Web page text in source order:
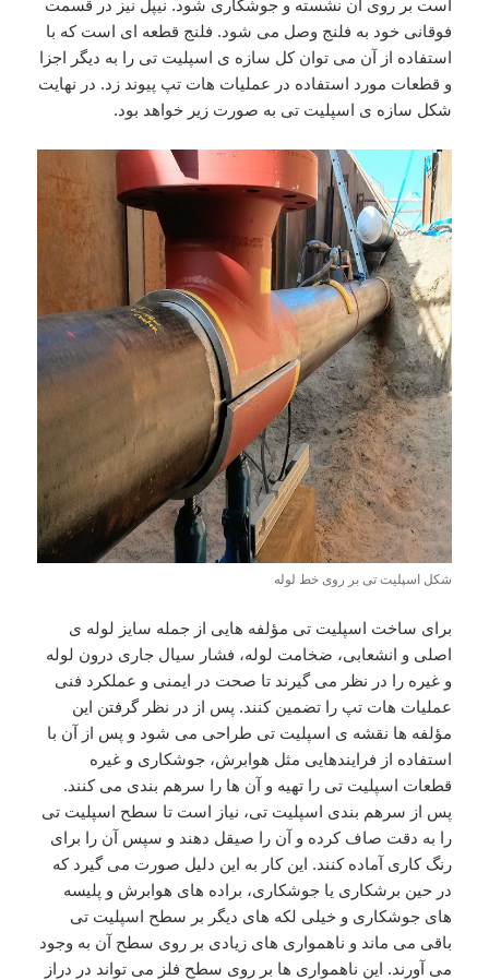
است بر روی آن نشسته و جوشکاری شود. نیپل نیز در قسمت
فوقانی خود به فلنج وصل می شود. فلنج قطعه ای است که با
استفاده از آن می توان کل سازه ی اسپلیت تی را به دیگر اجزا
و قطعات مورد استفاده در عملیات هات تپ پیوند زد. در نهایت
شکل سازه ی اسپلیت تی به صورت زیر خواهد بود.
شکل اسپلیت تی بر روی خط لوله
برای ساخت اسپلیت تی مؤلفه هایی از جمله سایز لوله ی
اصلی و انشعابی، ضخامت لوله، فشار سیال جاری درون لوله
و غیره را در نظر می گیرند تا صحت در ایمنی و عملکرد فنی
عملیات هات تپ را تضمین کنند. پس از در نظر گرفتن این
مؤلفه ها نقشه ی اسپلیت تی طراحی می شود و پس از آن با
استفاده از فرایندهایی مثل هوابرش، جوشکاری و غیره
قطعات اسپلیت تی را تهیه و آن ها را سرهم بندی می کنند.
پس از سرهم بندی اسپلیت تی، نیاز است تا سطح اسپلیت تی
را به دقت صاف کرده و آن را صیقل دهند و سپس آن را برای
رنگ کاری آماده کنند. این کار به این دلیل صورت می گیرد که
در حین برشکاری یا جوشکاری، براده های هوابرش و پلیسه
های جوشکاری و خیلی لکه های دیگر بر سطح اسپلیت تی
باقی می ماند و ناهمواری های زیادی بر روی سطح آن به وجود
می آورند. این ناهمواری ها بر روی سطح فلز می تواند در دراز